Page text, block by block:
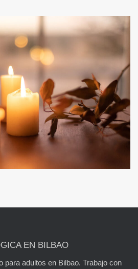
EN BILBAO
para adultos en Bilbao. Trabajo con